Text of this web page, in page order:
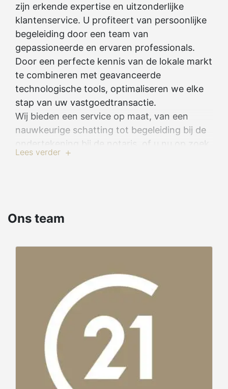
zijn erkende expertise en uitzonderlijke
klantenservice. U profiteert van persoonlijke
begeleiding door een team van
gepassioneerde en ervaren professionals.
Door een perfecte kennis van de lokale markt
te combineren met geavanceerde
technologische tools, optimaliseren we elke
stap van uw vastgoedtransactie.
Wij bieden een service op maat, van een
nauwkeurige schatting tot begeleiding bij de
ondertekening bij de notaris, of u nu op zoek
bent naar een pand, wilt verkopen of
Lees verder
Ons team